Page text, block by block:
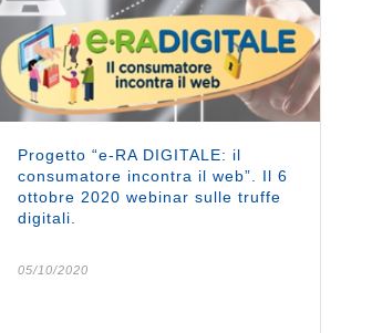
Progetto “e-RA DIGITALE: il
consumatore incontra il web”. Il 6
ottobre 2020 webinar sulle truffe
digitali.
05/10/2020